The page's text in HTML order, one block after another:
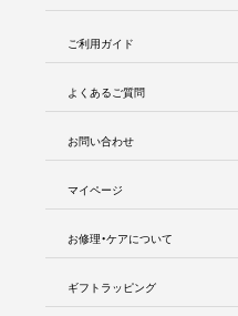
ご利用ガイド
よくあるご質問
お問い合わせ
マイページ
お修理・ケアについて
ギフトラッピング